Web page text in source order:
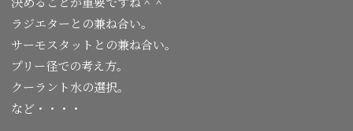
ラジエターとの兼ね合い。
サーモスタットとの兼ね合い。
プリー径での考え方。
クーラント水の選択。
など・・・・